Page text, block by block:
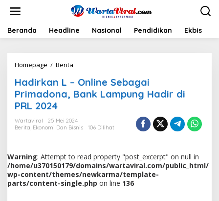
t
Beranda Headline Nasional Pendidikan Ekbis
Homepage / Berita
d
i
r
a
n
n
l
i
n
Hadirkan L – Online Sebagai
Primadona, Bank Lampung Hadir di
PRL 2024
Wartaviral
25 Mei 2024
Berita, Ekonomi Dan Bisnis 106 Dilihat
Warning: Attempt to read property "post_excerpt" on null in
/home/u370150179/domains/wartaviral.com/public_html/
wp-content/themes/newkarma/template-
parts/content-single.php on line 136